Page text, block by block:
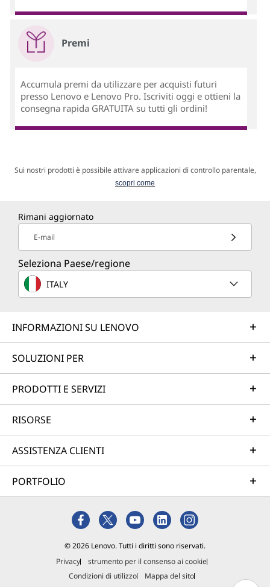
Premi
Accumula premi da utilizzare per acquisti futuri
presso Lenovo e Lenovo Pro. Iscriviti oggi e ottieni la
consegna rapida GRATUITA su tutti gli ordini!
Sui nostri prodotti è possibile attivare applicazioni di controllo parentale,
scopri come
Rimani aggiornato
E-mail
Seleziona Paese/regione
ITALY
INFORMAZIONI SU LENOVO
SOLUZIONI PER
PRODOTTI E SERVIZI
RISORSE
ASSISTENZA CLIENTI
PORTFOLIO
© 2026 Lenovo. Tutti i diritti sono riservati.
Privacy
strumento per il consenso ai cookie
Condizioni di utilizzo
Mappa del sito